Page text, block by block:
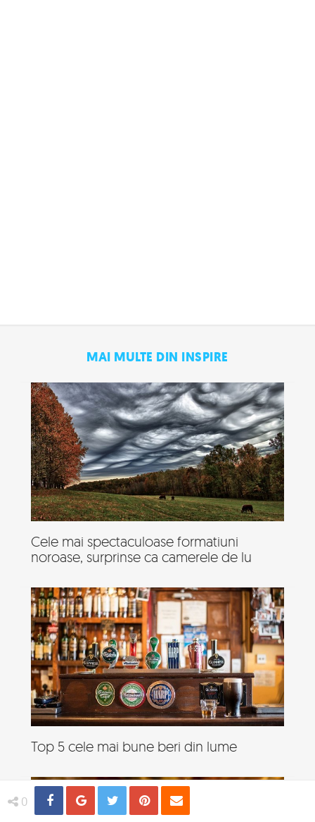
0 Share Distribuie
Tweet Pin
MAI MULTE DIN INSPIRE
Cele mai spectaculoase formatiuni
noroase, surprinse ca camerele de lu
Top 5 cele mai bune beri din lume